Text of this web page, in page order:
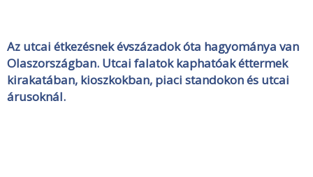
Az utcai étkezésnek évszázadok óta hagyománya van
Olaszországban. Utcai falatok kaphatóak éttermek
kirakatában, kioszkokban, piaci standokon és utcai
árusoknál.